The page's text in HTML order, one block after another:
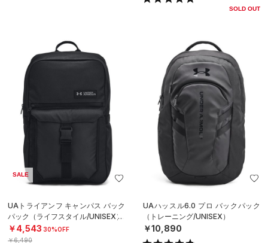
SOLD OUT
SALE
UAトライアンフ キャンパス バック
パック（ライフスタイル/UNISEX）
￥4,543 30%OFF
￥6,490
UAハッスル6.0 プロ バックパック
（トレーニング/UNISEX）
￥10,890